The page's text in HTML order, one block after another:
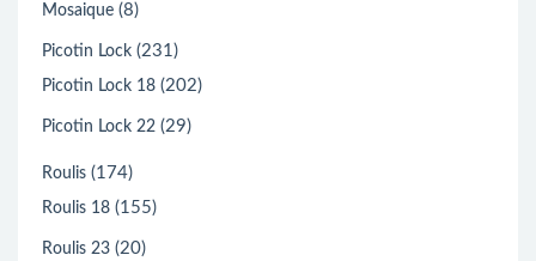
Mosaique (8)
Picotin Lock (231)
Picotin Lock 18 (202)
Picotin Lock 22 (29)
Roulis (174)
Roulis 18 (155)
Roulis 23 (20)